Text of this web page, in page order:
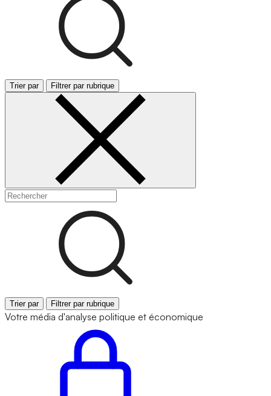
Trier par Filtrer par rubrique
Trier par Filtrer par rubrique
Votre média d'analyse politique et économique